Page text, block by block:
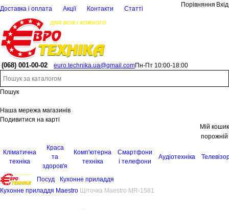
Доставка і оплата Акції Контакти Статті
Порівняння Вхід
(068) 001-00-02 euro.technika.ua@gmail.comПн-Пт 10:00-18:00
Пошук
Наша мережа магазинів
Подивитися на карті
Мій кошик
порожній
Кліматична
техніка
Краса
та
здоров'я
Комп'ютерна
техніка
Смартфони
і телефони
Аудіотехніка
Посуд
Кухонне приладдя
Кухонне приладдя Maestro Щіточка Maestro MR-1581